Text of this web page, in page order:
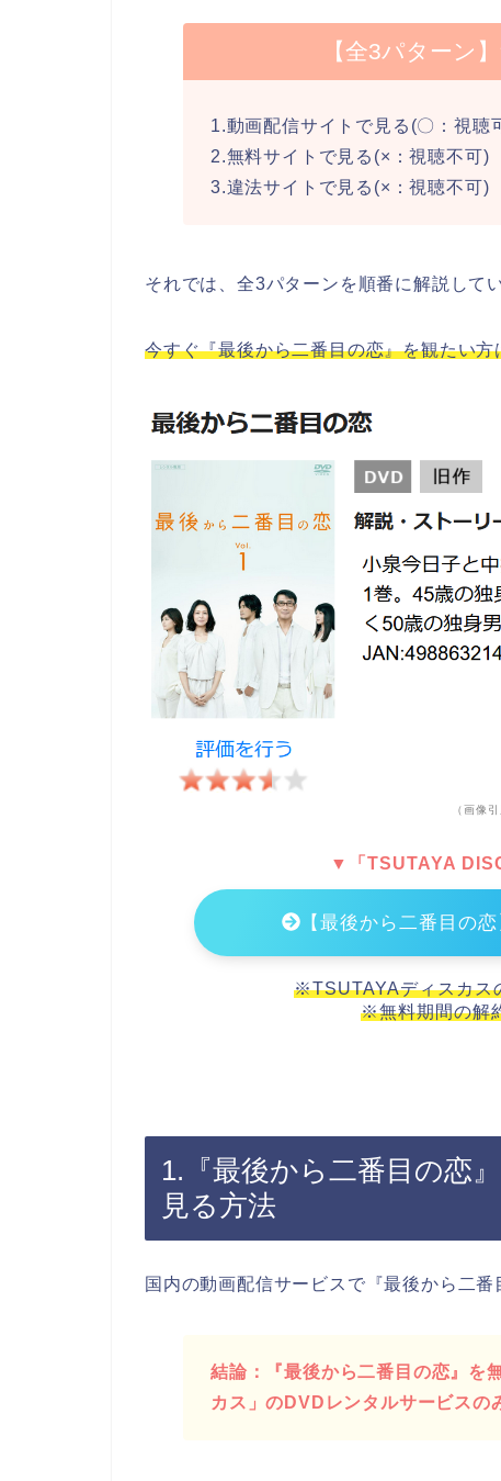
【全3パターン
1.動画配信サイトで見る(〇：視聴
2.無料サイトで見る(×：視聴不可)
3.違法サイトで見る(×：視聴不可)
それでは、全3パターンを順番に解説して
今すぐ『最後から二番目の恋』を観たい
（画像
▼「TSUTAYA
【最後から二番目の
※TSUTAYAディスカス
※無料期間の解
1.『最後から二番目の恋
見る方法
国内の動画配信サービスで『最後から二
結論：『最後から二番目の恋』を
カス」のDVDレンタルサービスの